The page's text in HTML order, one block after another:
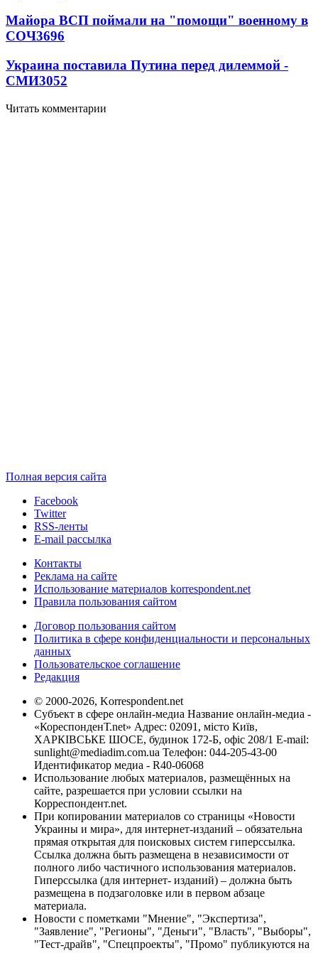
Майора ВСП поймали на "помощи" военному в
СОЧ3696
Украина поставила Путина перед дилеммой -
СМИ3052
Читать комментарии
Полная версия сайта
Facebook
Twitter
RSS-ленты
E-mail рассылка
Контакты
Реклама на сайте
Использование материалов korrespondent.net
Правила пользования сайтом
Договор пользования сайтом
Политика в сфере конфиденциальности и персональных
данных
Пользовательское соглашение
Редакция
© 2000-2026, Korrespondent.net
Субъект в сфере онлайн-медиа Название онлайн-медиа -
«КореспонденТ.net» Адрес: 02091, місто Київ,
ХАРКІВСЬКЕ ШОСЕ, будинок 172-Б, офіс 208/1 E-mail:
sunlight@mediadim.com.ua Телефон: 044-205-43-00
Идентификатор медиа - R40-06068
Использование любых материалов, размещённых на
сайте, разрешается при условии ссылки на
Корреспондент.net.
При копировании материалов со страницы «Новости
Украины и мира», для интернет-изданий – обязательна
прямая открытая для поисковых систем гиперссылка.
Ссылка должна быть размещена в независимости от
полного либо частичного использования материалов.
Гиперссылка (для интернет- изданий) – должна быть
размещена в подзаголовке или в первом абзаце
материала.
Новости с пометками "Мнение", "Экспертиза",
"Заявление", "Регионы", "Деньги", "Власть", "Выборы",
"Тест-драйв", "Спецпроекты", "Промо" публикуются на